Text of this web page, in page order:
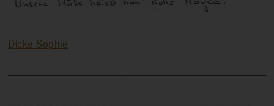
Dicke Sophie